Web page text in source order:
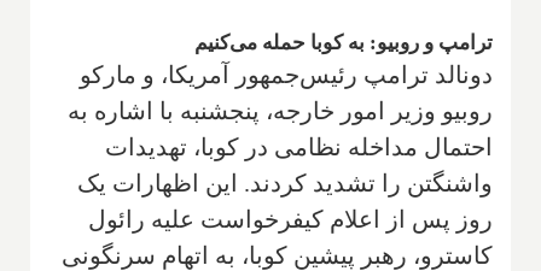
ترامپ و روبیو: به کوبا حمله می‌کنیم
دونالد ترامپ رئیس‌جمهور آمریکا، و مارکو
روبیو وزیر امور خارجه، پنجشنبه با اشاره به
احتمال مداخله نظامی در کوبا، تهدیدات
واشنگتن را تشدید کردند. این اظهارات یک
روز پس از اعلام کیفرخواست علیه رائول
کاسترو، رهبر پیشین کوبا، به اتهام سرنگونی